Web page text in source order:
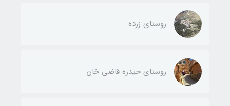
روستای زرده
روستای حیدره قاضی خان